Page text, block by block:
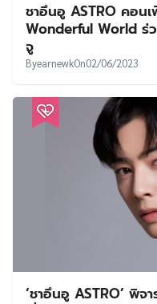
ชาอึนอู ASTRO คอน
Wonderful World
จู
ByearnewkOn02/06/2023
‘ชาอึนอู ASTRO’ พิ